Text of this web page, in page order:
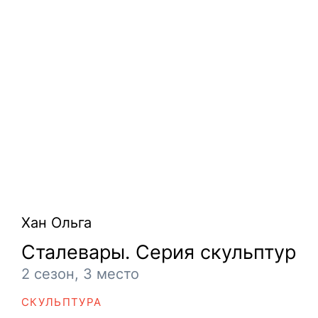
Хан Ольга
Сталевары. Серия скульптур
2 сезон, 3 место
СКУЛЬПТУРА